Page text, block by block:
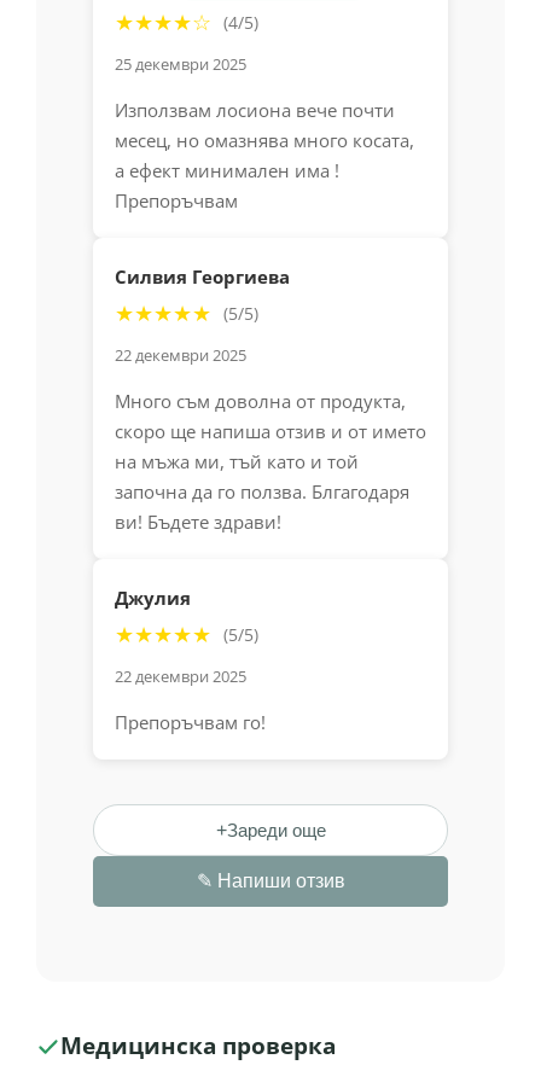
★★★★☆ (4/5)
25 декември 2025
Използвам лосиона вече почти
месец, но омазнява много косата,
а ефект минимален има !
Препоръчвам
Силвия Георгиева
★★★★★ (5/5)
22 декември 2025
Много съм доволна от продукта,
скоро ще напиша отзив и от името
на мъжа ми, тъй като и той
започна да го ползва. Блгагодаря
ви! Бъдете здрави!
Джулия
★★★★★ (5/5)
22 декември 2025
Препоръчвам го!
+Зареди още
✎ Напиши отзив
Медицинска проверка